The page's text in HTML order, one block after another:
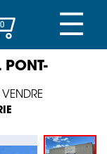
☰
0
PONT-